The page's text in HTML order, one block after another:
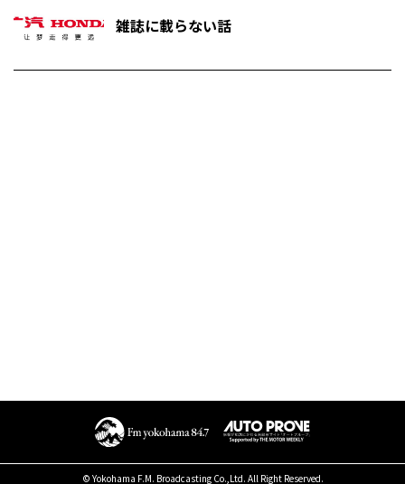
雑誌に載らない話
© Yokohama F.M. Broadcasting Co.,Ltd. All Right Reserved.